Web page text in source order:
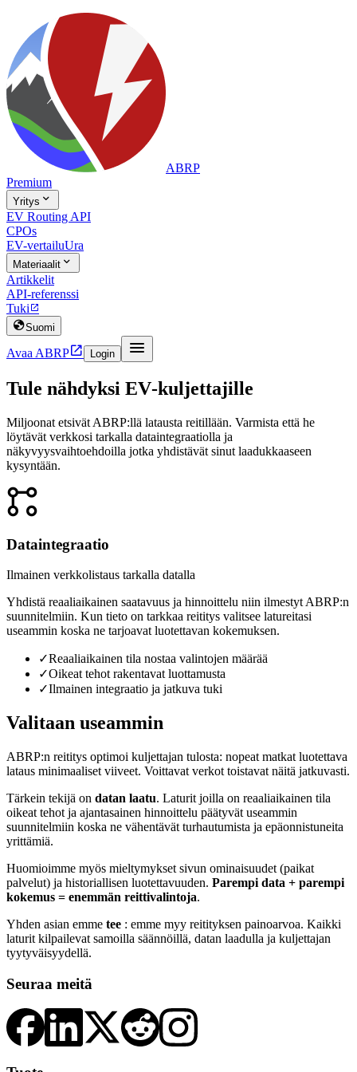
ABRP
Premium
Yritys 
EV Routing API
CPOs
EV-vertailuUra
Materiaalit 
Artikkelit
API-referenssi
Tuki 
Suomi
Avaa ABRP Login 
Tule nähdyksi EV‑kuljettajille
Miljoonat etsivät ABRP:llä latausta reitillään. Varmista että he
löytävät verkkosi tarkalla dataintegraatiolla ja
näkyvyysvaihtoehdoilla jotka yhdistävät sinut laadukkaaseen
kysyntään.

Dataintegraatio
Ilmainen verkko­listaus tarkalla datalla
Yhdistä reaaliaikainen saatavuus ja hinnoittelu niin ilmestyt ABRP:n
suunnitelmiin. Kun tieto on tarkkaa reititys valitsee latureitasi
useammin koska ne tarjoavat luotettavan kokemuksen.
✓Reaaliaikainen tila nostaa valintojen määrää
✓Oikeat tehot rakentavat luottamusta
✓Ilmainen integraatio ja jatkuva tuki
Valitaan useammin
ABRP:n reititys optimoi kuljettajan tulosta: nopeat matkat luotettava
lataus minimaaliset viiveet. Voittavat verkot toistavat näitä jatkuvasti.
Tärkein tekijä on datan laatu. Laturit joilla on reaaliaikainen tila
oikeat tehot ja ajantasainen hinnoittelu päätyvät useammin
suunnitelmiin koska ne vähentävät turhautumista ja epäonnistuneita
yrittämiä.
Huomioimme myös mieltymykset sivun ominaisuudet (paikat
palvelut) ja historiallisen luotettavuuden. Parempi data + parempi
kokemus = enemmän reittivalintoja.
Yhden asian emme tee : emme myy reitityksen painoarvoa. Kaikki
laturit kilpailevat samoilla säännöillä, datan laadulla ja kuljettajan
tyytyväisyydellä.
Seuraa meitä